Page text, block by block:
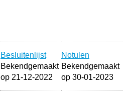
Besluitenlijst
Bekendgemaakt
op 21-12-2022
Notulen
Bekendgemaakt
op 30-01-2023